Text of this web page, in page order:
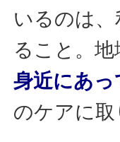
いるのは
ること。地
身近にあっ
のケアに取